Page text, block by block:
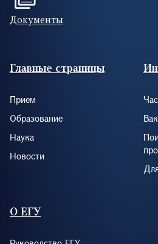
Документы
Footer (RUS)
Главные страницы
Прием
Образование
Наука
Новости
О ЕГУ